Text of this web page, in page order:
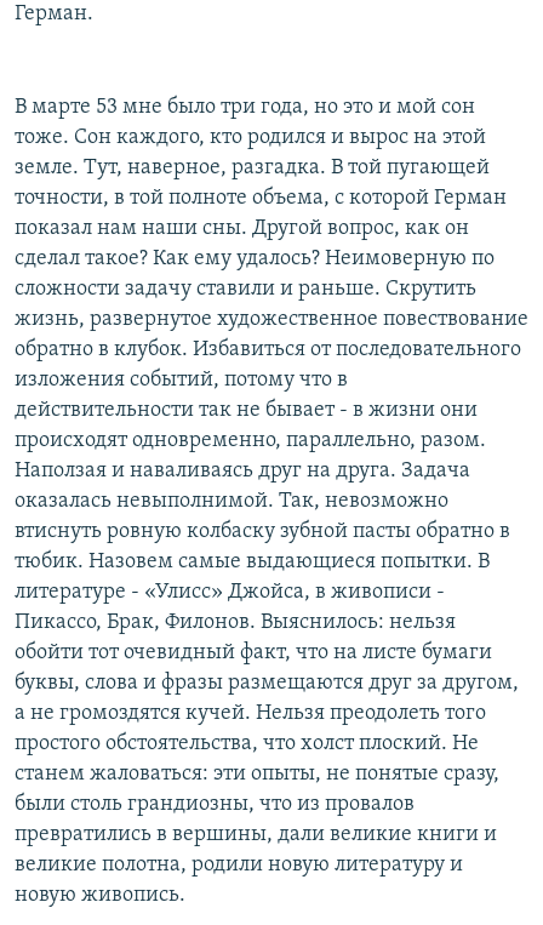
Герман.
В марте 53 мне было три года, но это и мой сон
тоже. Сон каждого, кто родился и вырос на этой
земле. Тут, наверное, разгадка. В той пугающей
точности, в той полноте объема, с которой Герман
показал нам наши сны. Другой вопрос, как он
сделал такое? Как ему удалось? Неимоверную по
сложности задачу ставили и раньше. Скрутить
жизнь, развернутое художественное повествование
обратно в клубок. Избавиться от последовательного
изложения событий, потому что в
действительности так не бывает - в жизни они
происходят одновременно, параллельно, разом.
Наползая и наваливаясь друг на друга. Задача
оказалась невыполнимой. Так, невозможно
втиснуть ровную колбаску зубной пасты обратно в
тюбик. Назовем самые выдающиеся попытки. В
литературе - «Улисс» Джойса, в живописи -
Пикассо, Брак, Филонов. Выяснилось: нельзя
обойти тот очевидный факт, что на листе бумаги
буквы, слова и фразы размещаются друг за другом,
а не громоздятся кучей. Нельзя преодолеть того
простого обстоятельства, что холст плоский. Не
станем жаловаться: эти опыты, не понятые сразу,
были столь грандиозны, что из провалов
превратились в вершины, дали великие книги и
великие полотна, родили новую литературу и
новую живопись.